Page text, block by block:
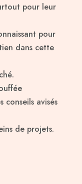
pour leur
pour
dans cette
conseils avisés
de projets.